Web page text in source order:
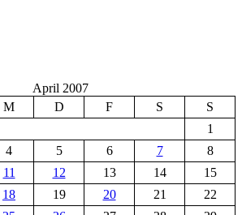
April 2007
M D F S
S
1
4 5 6 7
8
11 12 13 14
15
18 19 20 21
22